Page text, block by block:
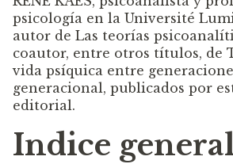
psicología en la Université
autor de Las teorías
coautor, entre otros títulos, de
vida psíquica entre
generacional, publicados por
editorial.
Indice